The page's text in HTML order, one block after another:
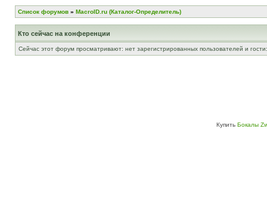
Список форумов » MacroID.ru (Каталог-Определитель)
Кто сейчас на конференции
Сейчас этот форум просматривают: нет зарегистрированных пользователей и
Купить Бокалы